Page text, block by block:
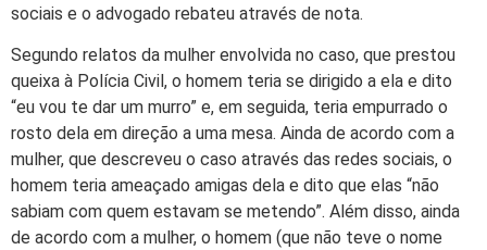
sociais e o advogado rebateu através de nota.
Segundo relatos da mulher envolvida no caso, que prestou
queixa à Polícia Civil, o homem teria se dirigido a ela e dito
“eu vou te dar um murro” e, em seguida, teria empurrado o
rosto dela em direção a uma mesa. Ainda de acordo com a
mulher, que descreveu o caso através das redes sociais, o
homem teria ameaçado amigas dela e dito que elas “não
sabiam com quem estavam se metendo”. Além disso, ainda
de acordo com a mulher, o homem (que não teve o nome